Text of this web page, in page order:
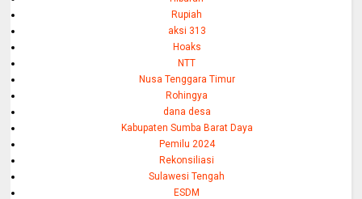
Rupiah
aksi 313
Hoaks
NTT
Nusa Tenggara Timur
Rohingya
dana desa
Kabupaten Sumba Barat Daya
Pemilu 2024
Rekonsiliasi
Sulawesi Tengah
ESDM